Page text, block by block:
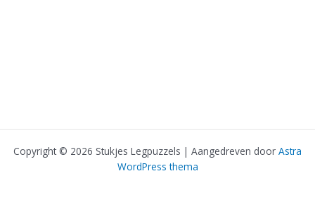
Copyright © 2026 Stukjes Legpuzzels | Aangedreven door Astra
WordPress thema